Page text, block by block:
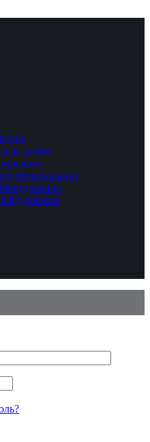
химия
оборудование